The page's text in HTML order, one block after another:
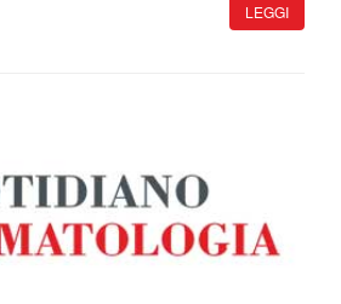
LEGGI